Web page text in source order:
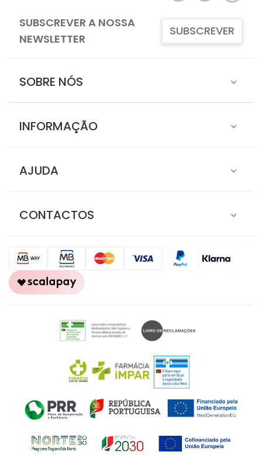
SUBSCREVER A NOSSA
NEWSLETTER
SUBSCREVER
SOBRE NÓS
INFORMAÇÃO
AJUDA
CONTACTOS